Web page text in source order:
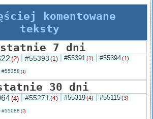
komentowane
teksty
7 dni
(2) #55393 (1) #55391 (1) #55394(1)
#55358 (1)
30 dni
(4) #55271 (4) #55319(4) #55115(3)
#55088 (3)